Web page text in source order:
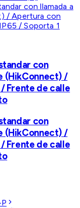
con
(HikConnect) /
Frente de calle
con
(HikConnect) /
Frente de calle